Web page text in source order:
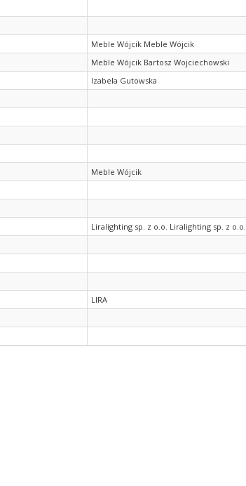
Meble Wójcik Meble Wójcik
Meble Wójcik Bartosz Wojciechowski
Izabela Gutowska
Meble Wójcik
Liralighting sp. z o.o. Liralighting sp. z o.o.
LIRA